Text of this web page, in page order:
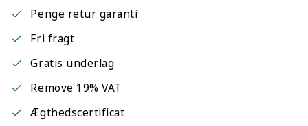
Penge retur garanti
Fri fragt
Gratis underlag
Remove 19% VAT
Ægthedscertificat